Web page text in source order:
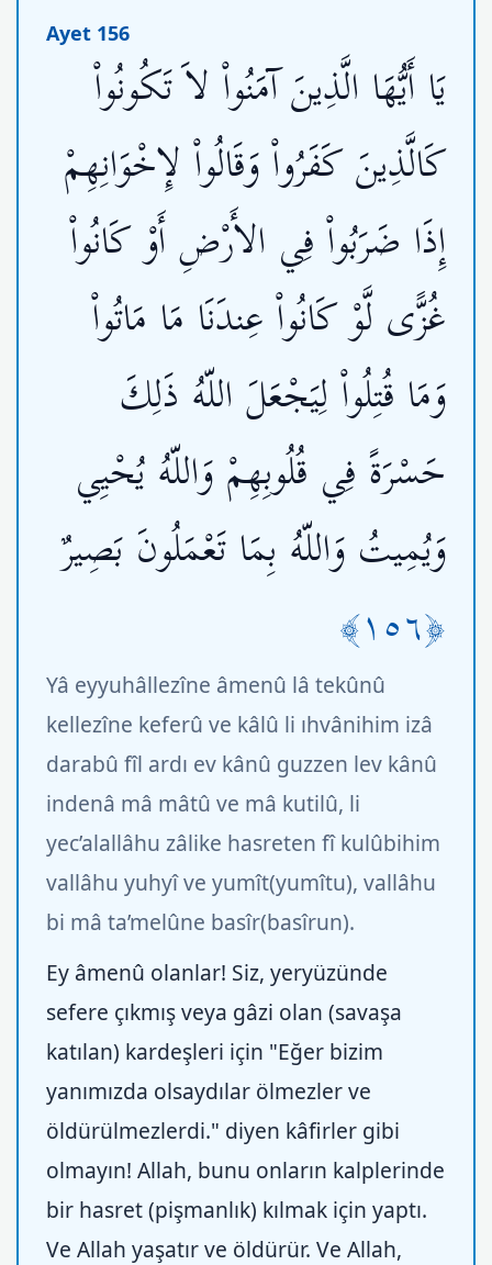
Ayet 156
يَا أَيُّهَا الَّذِينَ آمَنُواْ لاَ تَكُونُواْ
كَالَّذِينَ كَفَرُواْ وَقَالُواْ لإِخْوَانِهِمْ
إِذَا ضَرَبُواْ فِي الأَرْضِ أَوْ كَانُواْ
غُزًّى لَّوْ كَانُواْ عِندَنَا مَا مَاتُواْ
وَمَا قُتِلُواْ لِيَجْعَلَ اللّهُ ذَلِكَ
حَسْرَةً فِي قُلُوبِهِمْ وَاللّهُ يُحْيِي
وَيُمِيتُ وَاللّهُ بِمَا تَعْمَلُونَ بَصِيرٌ
﴿١٥٦﴾
Yâ eyyuhâllezîne âmenû lâ tekûnû
kellezîne keferû ve kâlû li ıhvânihim izâ
darabû fîl ardı ev kânû guzzen lev kânû
indenâ mâ mâtû ve mâ kutilû, li
yec’alallâhu zâlike hasreten fî kulûbihim
vallâhu yuhyî ve yumît(yumîtu), vallâhu
bi mâ ta’melûne basîr(basîrun).
Ey âmenû olanlar! Siz, yeryüzünde
sefere çıkmış veya gâzi olan (savaşa
katılan) kardeşleri için "Eğer bizim
yanımızda olsaydılar ölmezler ve
öldürülmezlerdi." diyen kâfirler gibi
olmayın! Allah, bunu onların kalplerinde
bir hasret (pişmanlık) kılmak için yaptı.
Ve Allah yaşatır ve öldürür. Ve Allah,